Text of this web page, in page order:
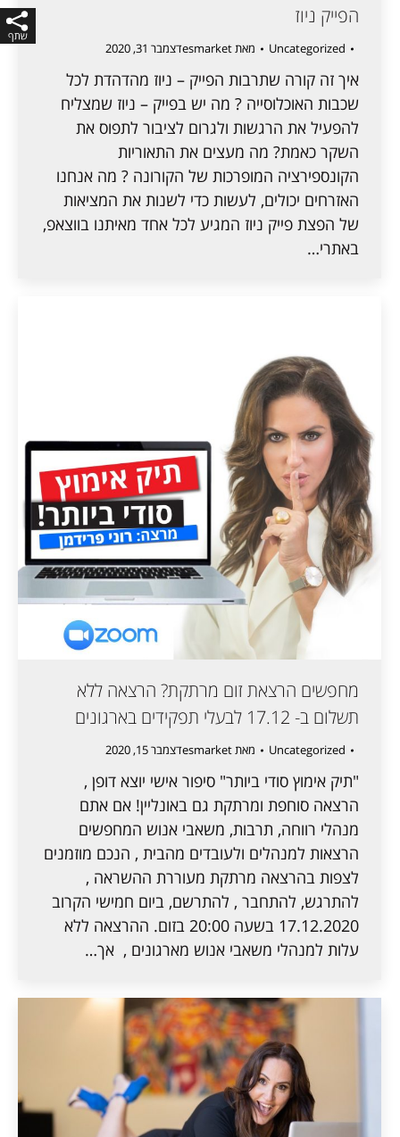
הפייק ניוז
Uncategorized מאתesmarketדצמבר 31, 2020
איך זה קורה שתרבות הפייק – ניוז מהדהדת לכל
שכבות האוכלוסייה ? מה יש בפייק – ניוז שמצליח
להפעיל את הרגשות ולגרום לציבור לתפוס את
השקר כאמת? מה מעצים את התאוריות
הקונספירציה המופרכות של הקורונה ? מה אנחנו
האזרחים יכולים, לעשות כדי לשנות את המציאות
של הפצת פייק ניוז המגיע לכל אחד מאיתנו בווצאפ,
באתרי…
מחפשים הרצאת זום מרתקת? הרצאה ללא
תשלום ב- 17.12 לבעלי תפקידים בארגונים
Uncategorized מאתesmarketדצמבר 15, 2020
"תיק אימוץ סודי ביותר" סיפור אישי יוצא דופן ,
הרצאה סוחפת ומרתקת גם באונליין! אם אתם
מנהלי רווחה, תרבות, משאבי אנוש המחפשים
הרצאות למנהלים ולעובדים מהבית , הנכם מוזמנים
לצפות בהרצאה מרתקת מעוררת ההשראה ,
להתרגש, להתחבר , להתרשם, ביום חמישי הקרוב
17.12.2020 בשעה 20:00 בזום. ההרצאה ללא
עלות למנהלי משאבי אנוש מארגונים , אך…